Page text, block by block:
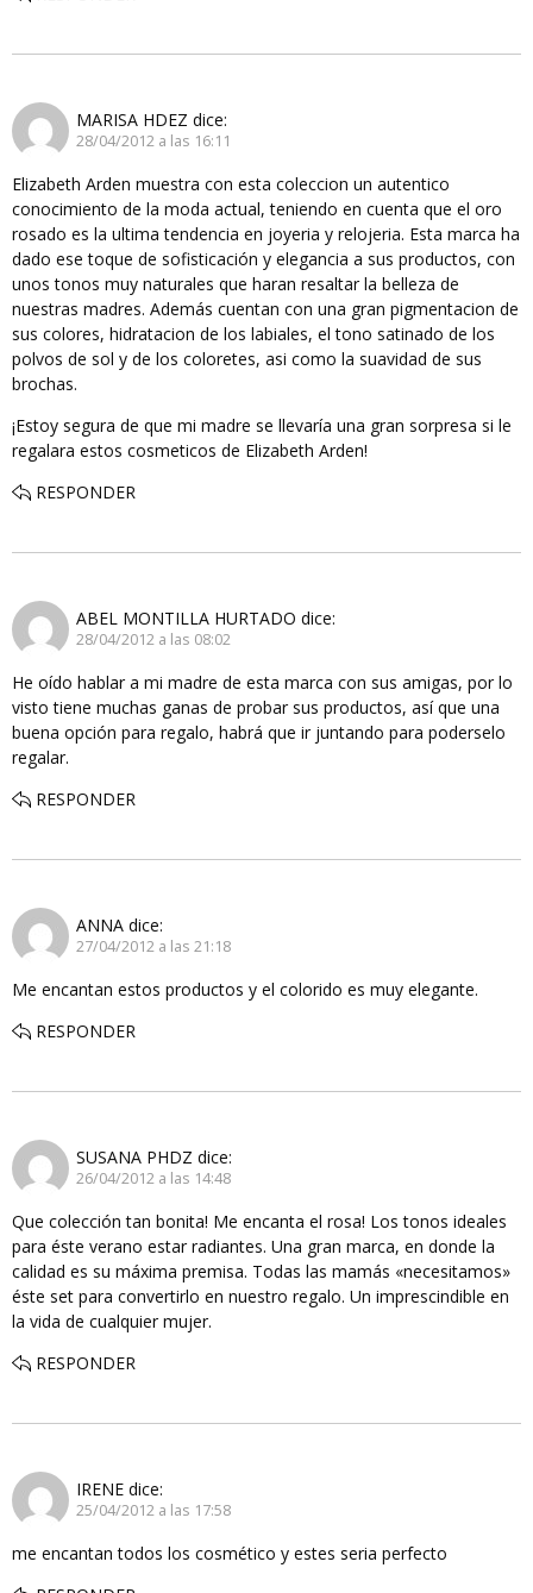
MARISA HDEZ dice:
28/04/2012 a las 16:11
Elizabeth Arden muestra con esta coleccion un autentico
conocimiento de la moda actual, teniendo en cuenta que el oro
rosado es la ultima tendencia en joyeria y relojeria. Esta marca ha
dado ese toque de sofisticación y elegancia a sus productos, con
unos tonos muy naturales que haran resaltar la belleza de
nuestras madres. Además cuentan con una gran pigmentacion de
sus colores, hidratacion de los labiales, el tono satinado de los
polvos de sol y de los coloretes, asi como la suavidad de sus
brochas.
¡Estoy segura de que mi madre se llevaría una gran sorpresa si le
regalara estos cosmeticos de Elizabeth Arden!
RESPONDER
ABEL MONTILLA HURTADO dice:
28/04/2012 a las 08:02
He oído hablar a mi madre de esta marca con sus amigas, por lo
visto tiene muchas ganas de probar sus productos, así que una
buena opción para regalo, habrá que ir juntando para poderselo
regalar.
RESPONDER
ANNA dice:
27/04/2012 a las 21:18
Me encantan estos productos y el colorido es muy elegante.
RESPONDER
SUSANA PHDZ dice:
26/04/2012 a las 14:48
Que colección tan bonita! Me encanta el rosa! Los tonos ideales
para éste verano estar radiantes. Una gran marca, en donde la
calidad es su máxima premisa. Todas las mamás «necesitamos»
éste set para convertirlo en nuestro regalo. Un imprescindible en
la vida de cualquier mujer.
RESPONDER
IRENE dice:
25/04/2012 a las 17:58
me encantan todos los cosmético y estes seria perfecto